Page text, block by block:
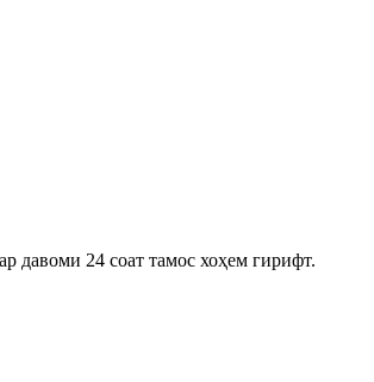
давоми 24 соат тамос хоҳем гирифт.